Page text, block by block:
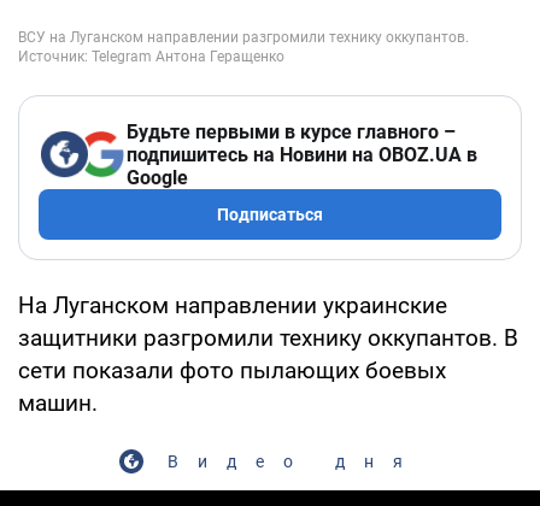
Будьте первыми в курсе главного –
подпишитесь на Новини на OBOZ.UA в
Google
Подписаться
На Луганском направлении украинские
защитники разгромили технику оккупантов. В
сети показали фото пылающих боевых
машин.
Видео дня